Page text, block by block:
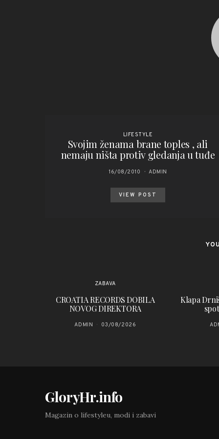
LIFESTYLE
Svojim ženama brane toples , ali
nemaju ništa protiv gledanja u tuđe
16/08/2010 ADMIN
VIEW POST
ZABAVA
CROATIA RECORDS DOBILA
NOVOG DIREKTORA
ADMIN 03/08/2026
Klapa
GloryHr.info
Magazin o lifestyleu, modi i zabavi